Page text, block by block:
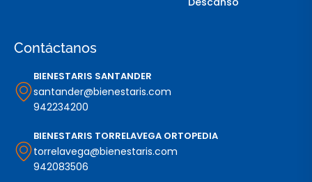
Contáctanos
BIENESTARIS SANTANDER
santander@bienestaris.com
942234200
BIENESTARIS TORRELAVEGA ORTOPEDIA
torrelavega@bienestaris.com
942083506